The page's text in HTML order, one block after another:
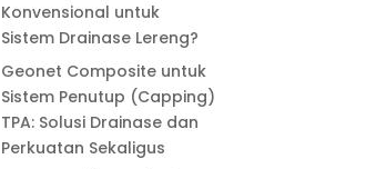
Konvensional untuk
Sistem Drainase Lereng?
Geonet Composite untuk
Sistem Penutup (Capping)
TPA: Solusi Drainase dan
Perkuatan Sekaligus